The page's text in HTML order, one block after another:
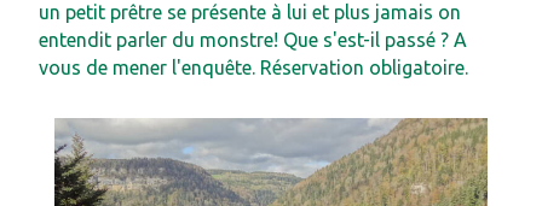
un petit prêtre se présente à lui et plus jamais on
entendit parler du monstre! Que s'est-il passé ? A
vous de mener l'enquête. Réservation obligatoire.